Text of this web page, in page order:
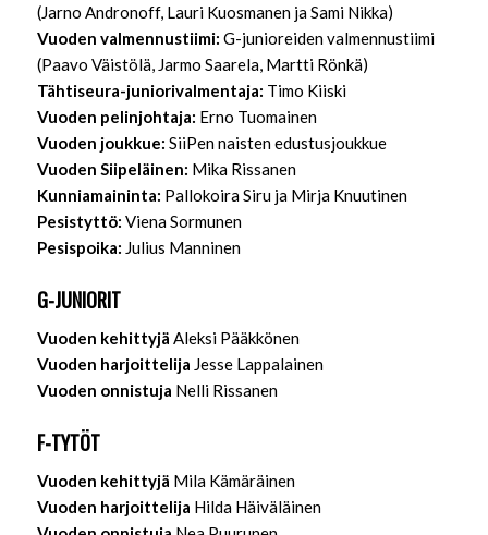
(Jarno Andronoff, Lauri Kuosmanen ja Sami Nikka)
Vuoden valmennustiimi: G-junioreiden valmennustiimi
(Paavo Väistölä, Jarmo Saarela, Martti Rönkä)
Tähtiseura-juniorivalmentaja: Timo Kiiski
Vuoden pelinjohtaja: Erno Tuomainen
Vuoden joukkue: SiiPen naisten edustusjoukkue
Vuoden Siipeläinen: Mika Rissanen
Kunniamaininta: Pallokoira Siru ja Mirja Knuutinen
Pesistyttö: Viena Sormunen
Pesispoika: Julius Manninen
G-JUNIORIT
Vuoden kehittyjä Aleksi Pääkkönen
Vuoden harjoittelija Jesse Lappalainen
Vuoden onnistuja Nelli Rissanen
F-TYTÖT
Vuoden kehittyjä Mila Kämäräinen
Vuoden harjoittelija Hilda Häiväläinen